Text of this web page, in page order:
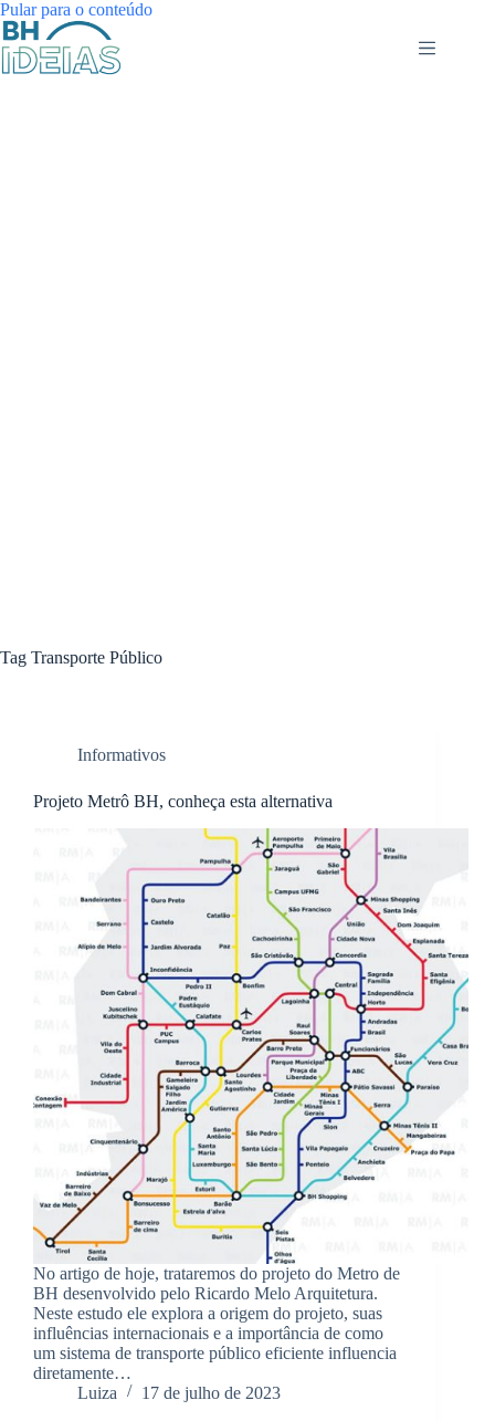
Pular para o conteúdoPular
Tag Transporte Público
Informativos
Projeto Metrô BH, conheça esta alternativa
No artigo de hoje, trataremos do projeto do Metro de
BH desenvolvido pelo Ricardo Melo Arquitetura.
Neste estudo ele explora a origem do projeto, suas
influências internacionais e a importância de como
um sistema de transporte público eficiente influencia
diretamente…
Luiza
17 de julho de 2023